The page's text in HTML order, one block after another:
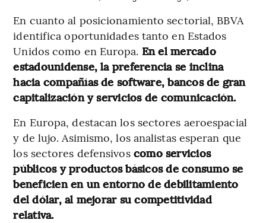
En cuanto al posicionamiento sectorial, BBVA
identifica oportunidades tanto en Estados
Unidos como en Europa. En el mercado
estadounidense, la preferencia se inclina
hacia compañías de software, bancos de gran
capitalización y servicios de comunicación.
En Europa, destacan los sectores aeroespacial
y de lujo. Asimismo, los analistas esperan que
los sectores defensivos como servicios
públicos y productos básicos de consumo se
beneficien en un entorno de debilitamiento
del dólar, al mejorar su competitividad
relativa.